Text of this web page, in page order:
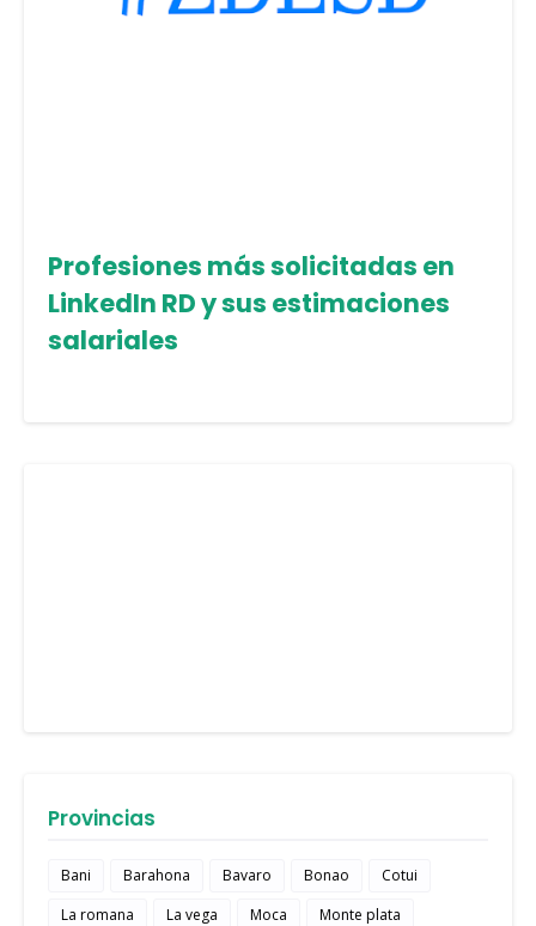
Profesiones más solicitadas en
LinkedIn RD y sus estimaciones
salariales
Provincias
Bani Barahona Bavaro Bonao
Cotui
La romana
La vega Moca
Monte plata